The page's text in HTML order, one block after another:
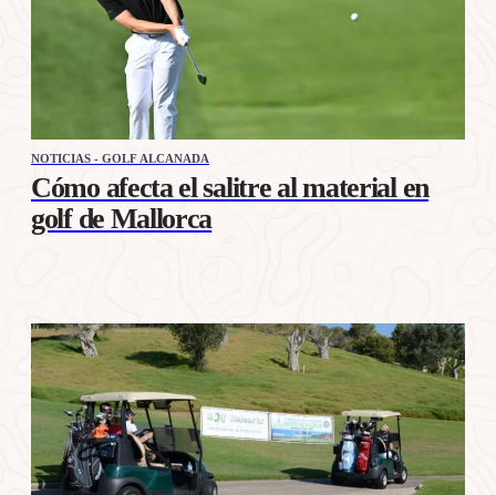
NOTICIAS - GOLF ALCANADA
Cómo afecta el salitre al material en
golf de Mallorca